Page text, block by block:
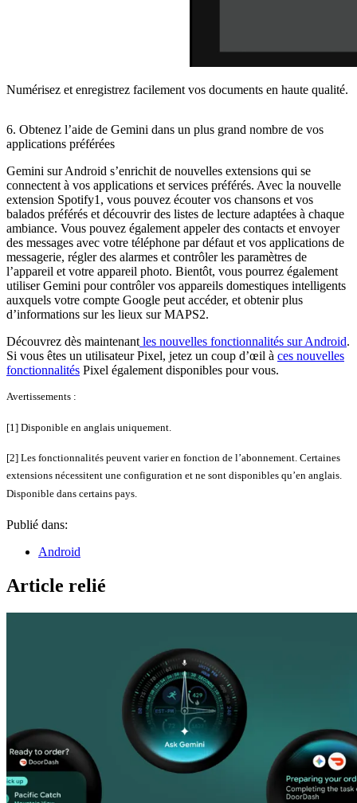
Numérisez et enregistrez facilement vos documents en haute qualité.
6. Obtenez l’aide de Gemini dans un plus grand nombre de vos
applications préférées
Gemini sur Android s’enrichit de nouvelles extensions qui se
connectent à vos applications et services préférés. Avec la nouvelle
extension Spotify1, vous pouvez écouter vos chansons et vos
balados préférés et découvrir des listes de lecture adaptées à chaque
ambiance. Vous pouvez également appeler des contacts et envoyer
des messages avec votre téléphone par défaut et vos applications de
messagerie, régler des alarmes et contrôler les paramètres de
l’appareil et votre appareil photo. Bientôt, vous pourrez également
utiliser Gemini pour contrôler vos appareils domestiques intelligents
auxquels votre compte Google peut accéder, et obtenir plus
d’informations sur les lieux sur MAPS2.
Découvrez dès maintenant les nouvelles fonctionnalités sur Android.
Si vous êtes un utilisateur Pixel, jetez un coup d’œil à ces nouvelles
fonctionnalités Pixel également disponibles pour vous.
Avertissements :
[1] Disponible en anglais uniquement.
[2] Les fonctionnalités peuvent varier en fonction de l’abonnement. Certaines
extensions nécessitent une configuration et ne sont disponibles qu’en anglais.
Disponible dans certains pays.
Publié dans:
Android
Article relié